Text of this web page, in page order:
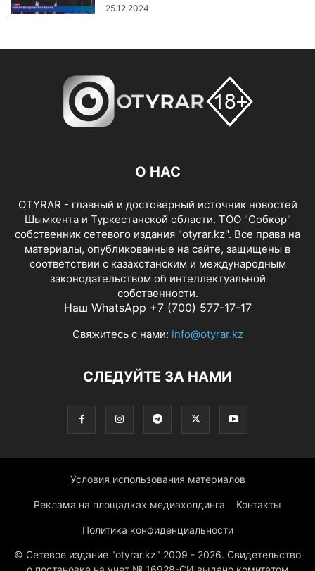
25.12.2024
О НАС
OTYRAR - главный и достоверный источник новостей
Шымкента и Туркестанской области. ТОО "Собкор"
собственник сетевого издания "otyrar.kz". Все права на
материалы, опубликованные на сайте, защищены в
соответствии с казахстанским и международным
законодательством об интеллектуальной
собственности.
Наш WhatsApp +7 (700) 577-17-17
Свяжитесь с нами: info@otyrar.kz
СЛЕДУЙТЕ ЗА НАМИ
Условия использования материалов
Реклама на площадках медиахолдинга Контакты
Политика конфиденциальности
© Сетевое издание "otyrar.kz" 2009 - 2026. Свидетельство